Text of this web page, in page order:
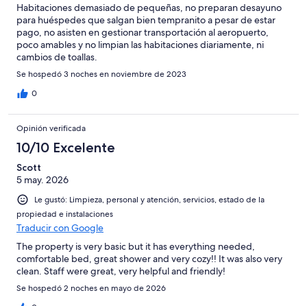
Habitaciones demasiado de pequeñas, no preparan desayuno
para huéspedes que salgan bien tempranito a pesar de estar
pago, no asisten en gestionar transportación al aeropuerto,
poco amables y no limpian las habitaciones diariamente, ni
cambios de toallas.
Se hospedó 3 noches en noviembre de 2023
0
Opinión verificada
10/10 Excelente
Scott
5 may. 2026
Le gustó: Limpieza, personal y atención, servicios, estado de la
propiedad e instalaciones
Traducir con Google
The property is very basic but it has everything needed,
comfortable bed, great shower and very cozy!! It was also very
clean. Staff were great, very helpful and friendly!
Se hospedó 2 noches en mayo de 2026